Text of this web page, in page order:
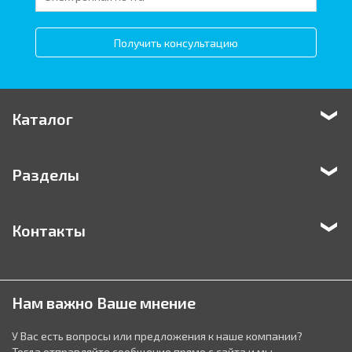
Получить консультацию
Каталог
Разделы
Контакты
Нам важно Ваше мнение
У Вас есть вопросы или предложения к наше компании?